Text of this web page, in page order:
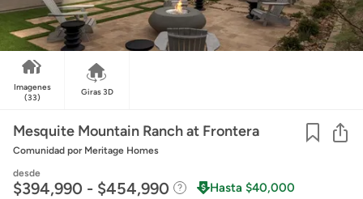
Imagenes
(33)
Giras 3D
Mesquite Mountain Ranch at Frontera
Comunidad por Meritage Homes
desde
$394,990 - $454,990 Hasta $40,000